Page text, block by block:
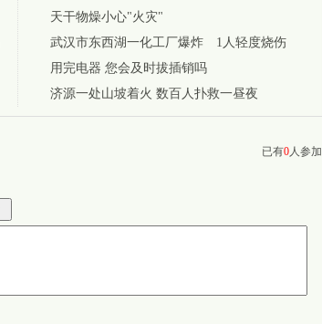
疑为纵火
天干物燥小心"火灾"
武汉市东西湖一化工厂爆炸 1人轻度烧伤
用完电器 您会及时拔插销吗
济源一处山坡着火 数百人扑救一昼夜
已有0人参加